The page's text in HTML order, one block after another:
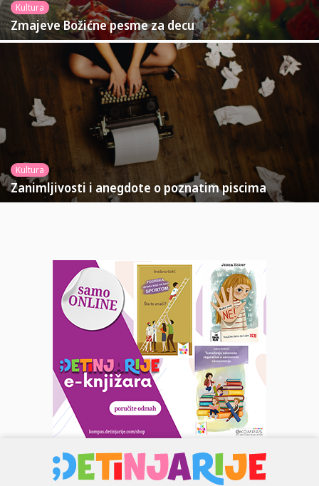
Kultura
Zmajeve Božićne pesme za decu
Kultura
Zanimljivosti i anegdote o poznatim piscima